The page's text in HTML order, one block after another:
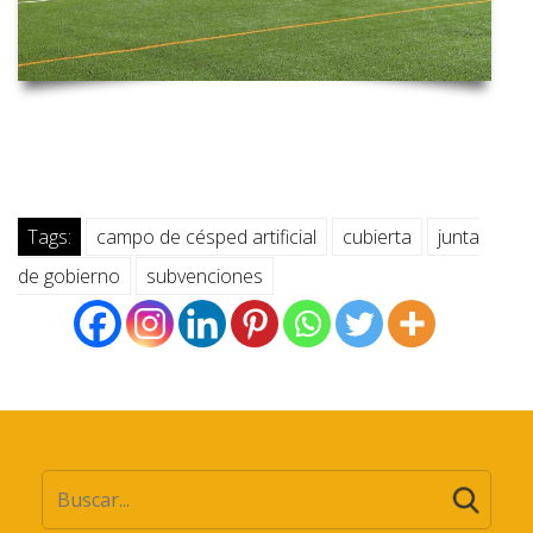
Tags: campo de césped artificial cubierta
junta
de gobierno
subvenciones